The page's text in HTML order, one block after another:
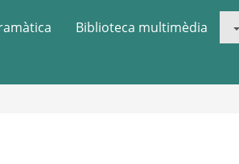
Biblioteca multimèdia